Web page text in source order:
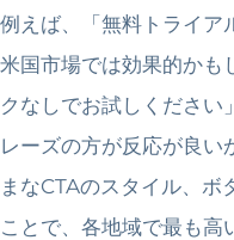
例えば、「無料トライア
米国市場では効果的かも
クなしでお試しください
レーズの方が反応が良い
まなCTAのスタイル、ボ
ことで、各地域で最も高